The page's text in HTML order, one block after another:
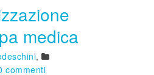
medica
,
commenti